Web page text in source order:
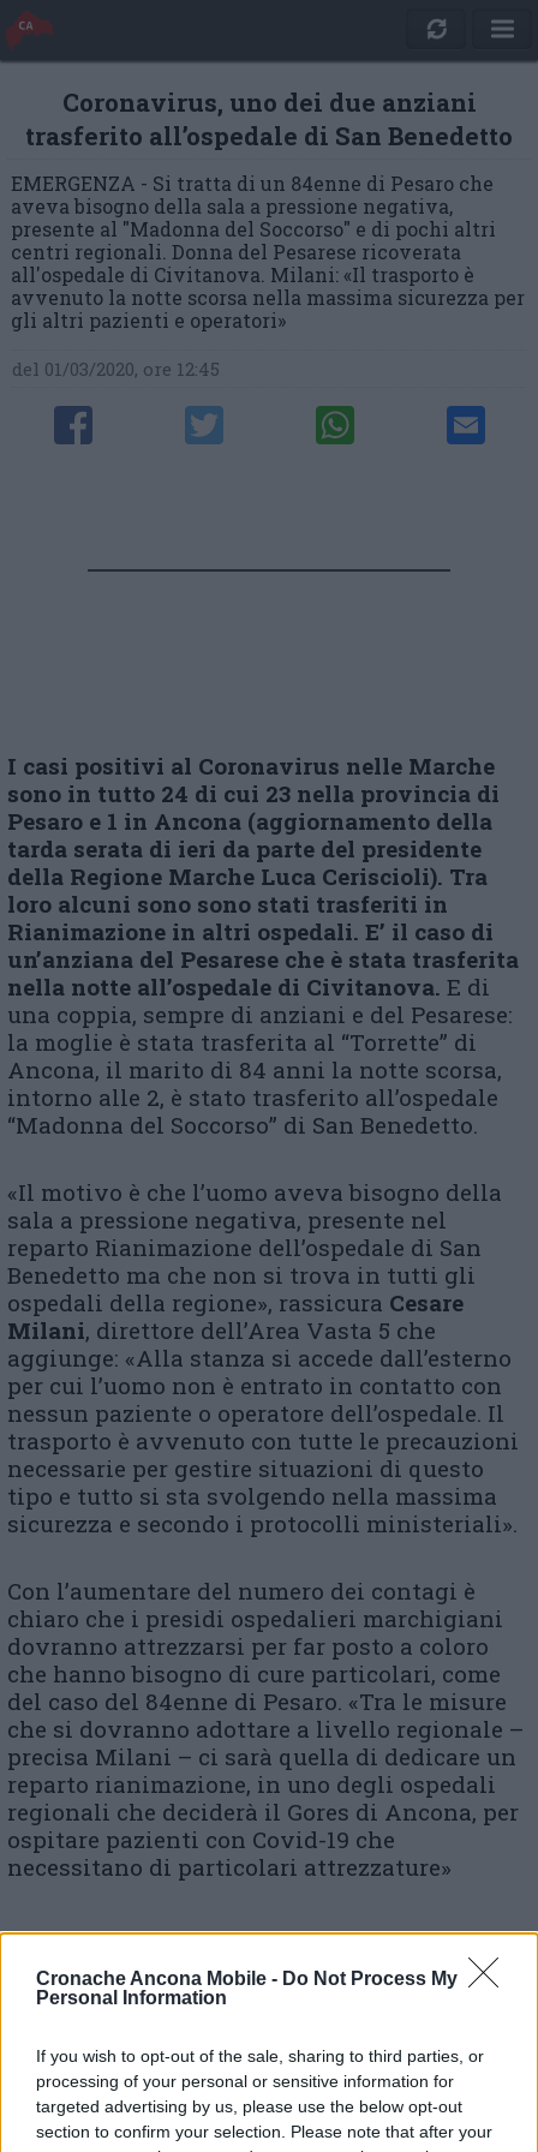
Cronache Ancona Mobile - Do Not Process My
Personal Information
If you wish to opt-out of the sale, sharing to third parties, or
processing of your personal or sensitive information for
targeted advertising by us, please use the below opt-out
section to confirm your selection. Please note that after your
Coronavirus, uno dei due anziani
trasferito all’ospedale di San Benedetto
EMERGENZA - Si tratta di un 84enne di Pesaro che
aveva bisogno della sala a pressione negativa,
presente al "Madonna del Soccorso" e di pochi altri
centri regionali. Donna del Pesarese ricoverata
all'ospedale di Civitanova. Milani: «Il trasporto è
avvenuto la notte scorsa nella massima sicurezza per
gli altri pazienti e operatori»
del 01/03/2020, ore 12:45
I casi positivi al Coronavirus nelle Marche
sono in tutto 24 di cui 23 nella provincia di
Pesaro e 1 in Ancona (aggiornamento della
tarda serata di ieri da parte del presidente
della Regione Marche Luca Ceriscioli). Tra
loro alcuni sono sono stati trasferiti in
Rianimazione in altri ospedali. E’ il caso di
un’anziana del Pesarese che è stata trasferita
nella notte all’ospedale di Civitanova. E di
una coppia, sempre di anziani e del Pesarese:
la moglie è stata trasferita al “Torrette” di
Ancona, il marito di 84 anni la notte scorsa,
intorno alle 2, è stato trasferito all’ospedale
“Madonna del Soccorso” di San Benedetto.
«Il motivo è che l’uomo aveva bisogno della
sala a pressione negativa, presente nel
reparto Rianimazione dell’ospedale di San
Benedetto ma che non si trova in tutti gli
ospedali della regione», rassicura Cesare
Milani, direttore dell’Area Vasta 5 che
aggiunge: «Alla stanza si accede dall’esterno
per cui l’uomo non è entrato in contatto con
nessun paziente o operatore dell’ospedale. Il
trasporto è avvenuto con tutte le precauzioni
necessarie per gestire situazioni di questo
tipo e tutto si sta svolgendo nella massima
sicurezza e secondo i protocolli ministeriali».
Con l’aumentare del numero dei contagi è
chiaro che i presidi ospedalieri marchigiani
dovranno attrezzarsi per far posto a coloro
che hanno bisogno di cure particolari, come
del caso del 84enne di Pesaro. «Tra le misure
che si dovranno adottare a livello regionale –
precisa Milani – ci sarà quella di dedicare un
reparto rianimazione, in uno degli ospedali
regionali che deciderà il Gores di Ancona, per
ospitare pazienti con Covid-19 che
necessitano di particolari attrezzature»
Vai alla home